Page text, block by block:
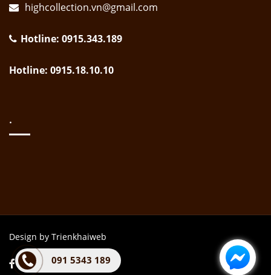
highcollection.vn@gmail.com
Hotline: 0915.343.189
Hotline: 0915.18.10.10
.
Design by Trienkhaiweb
091 5343 189